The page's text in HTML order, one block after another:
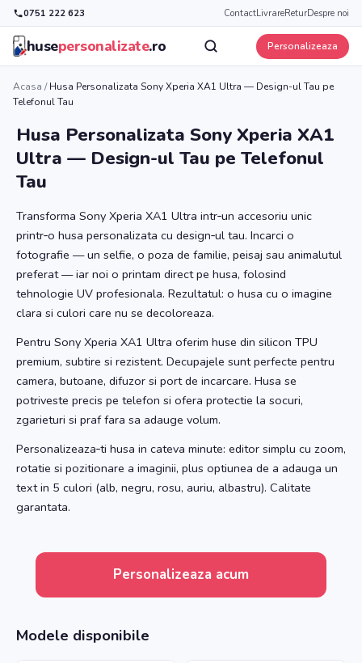
0751 222 623 ContactLivrareReturDespre noi
husepersonalizate.ro Personalizeaza
Acasa /Husa Personalizata Sony Xperia XA1 Ultra — Design-ul Tau pe
Telefonul Tau
Husa Personalizata Sony Xperia XA1
Ultra — Design-ul Tau pe Telefonul
Tau
Transforma Sony Xperia XA1 Ultra intr‑un accesoriu unic
printr‑o husa personalizata cu design‑ul tau. Incarci o
fotografie — un selfie, o poza de familie, peisaj sau animalutul
preferat — iar noi o printam direct pe husa, folosind
tehnologie UV profesionala. Rezultatul: o husa cu o imagine
clara si culori care nu se decoloreaza.
Pentru Sony Xperia XA1 Ultra oferim huse din silicon TPU
premium, subtire si rezistent. Decupajele sunt perfecte pentru
camera, butoane, difuzor si port de incarcare. Husa se
potriveste precis pe telefon si ofera protectie la socuri,
zgarieturi si praf fara sa adauge volum.
Personalizeaza‑ti husa in cateva minute: editor simplu cu zoom,
rotatie si pozitionare a imaginii, plus optiunea de a adauga un
text in 5 culori (alb, negru, rosu, auriu, albastru). Calitate
garantata.
Personalizeaza acum
Modele disponibile